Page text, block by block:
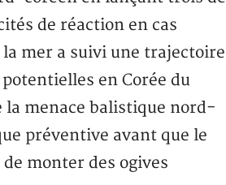
de réaction en cas
mer a suivi une trajectoire
en Corée du
la menace balistique nord-
préventive avant que le
monter des ogives